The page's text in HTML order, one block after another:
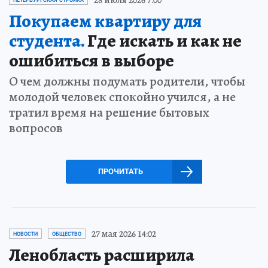
Покупаем квартиру для
студента.Где искать и как не
ошибиться в выборе
О чем должны подумать родители, чтобы
молодой человек спокойно учился, а не
тратил время на решение бытовых
вопросов
ПРОЧИТАТЬ
НОВОСТИ ОБЩЕСТВО 27 мая 2026 14:02
Ленобласть расширила